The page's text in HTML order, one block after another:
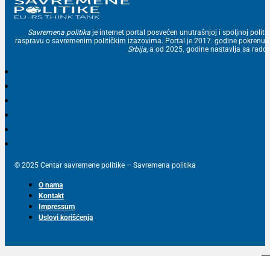
Savremena politika je internet portal posvećen unutrašnjoj i spoljnoj
raspravu o savremenim političkim izazovima. Portal je 2017. godine
Srbija, a od 2025. godine nastavlja sa
© 2025 Centar savremene politike – Savremena politika
O nama
Kontakt
Impressum
Uslovi korišćenja